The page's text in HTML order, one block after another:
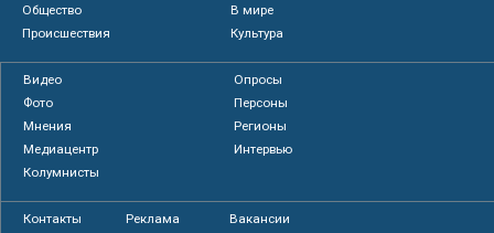
Общество
В мире
Происшествия
Культура
Видео
Опросы
Фото
Персоны
Мнения
Регионы
Медиацентр
Интервью
Колумнисты
Контакты Реклама Вакансии